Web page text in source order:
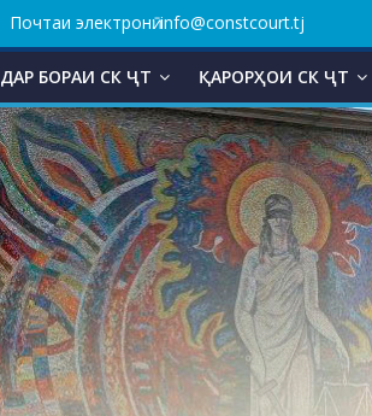
Почтаи электронӣ: info@constcourt.tj
ДАР БОРАИ СК ҶТ ҚАРОРҲОИ СК ҶТ